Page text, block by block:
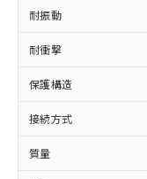
耐振動
耐衝撃
保護構造
接続方式
質量
タに
覧さ
準価
了承
正式
様の
ムロ
ご相
オム
鉛(Pb)
六価クロム
類(PBB)
(PBDE)
ル) (DEHP)(別名
(DIBP) 1000ppm
但し、RoHS指
フタル酸エス
図的な使用が
*中国RoHS10
Pb(鉛)
Cr(Ⅵ)(六価クロ
ニル類) :
ル類) : 1000ppm
ル) : 1000ppm、
DEHP(フタル
国政
可)を
当社
全に
いよ
当社
ル、
武器